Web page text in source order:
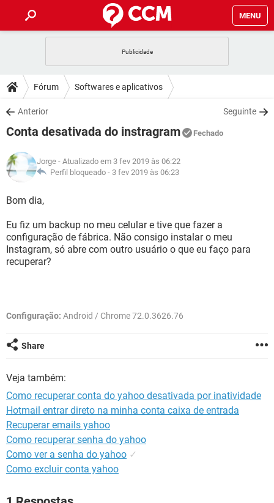
MENU
CELULAR FACEBOOK
OUTLOOK
INSTAGRAM GMAIL
GUIA DE COMPRAS
DICAS
JOGOS WHATSAPP
INSTAGRAM GMAIL
GUIA DE COMPRAS
DOWNLOADS
JOGOS WHATSAPP
CELULAR
OUTLOOK EXCEL
INSTAGRAM
JOGOS WHATSAPP
CELULAR
OUTLOOK
INSTAGRAM GMAIL
GUIA DE COMPRAS
GLOSSÁRIO
JOGOS
OUTLOOK EXCEL
INSTAGRAM
Fórum Softwares e aplicativos
Anterior Seguinte
Conta desativada do instragram Fechado
Jorge - Atualizado em 3 fev 2019 às 06:22
Perfil bloqueado - 3 fev 2019 às 06:23
Bom dia,
Eu fiz um backup no meu celular e tive que fazer a
configuração de fábrica. Não consigo instalar o meu
Instagram, só abre com outro usuário o que eu faço para
recuperar?
Configuração: Android / Chrome 72.0.3626.76
Share
Veja também:
Como recuperar conta do yahoo desativada por inatividade
Hotmail entrar direto na minha conta caixa de entrada
Recuperar emails yahoo
Como recuperar senha do yahoo
Como ver a senha do yahoo ✓
Como excluir conta yahoo